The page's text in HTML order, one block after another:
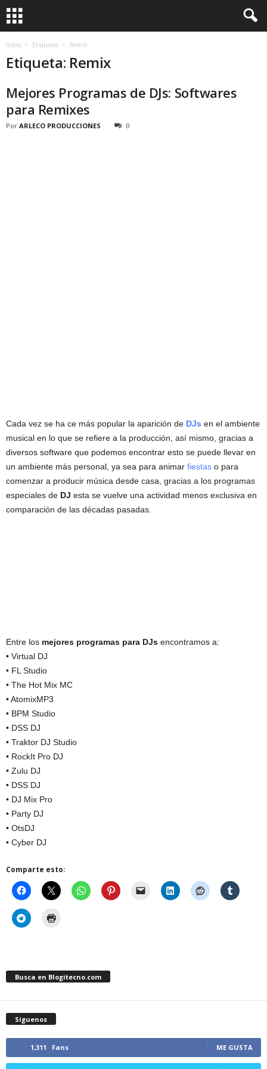
Inicio Etiquetas Remix
Etiqueta: Remix
Mejores Programas de DJs: Softwares
para Remixes
Por ARLECO PRODUCCIONES 0
Cada vez se ha ce más popular la aparición de DJs en el ambiente
musical en lo que se refiere a la producción, así mismo, gracias a
diversos software que podemos encontrar esto se puede llevar en
un ambiente más personal, ya sea para animar fiestas o para
comenzar a producir música desde casa, gracias a los programas
especiales de DJ esta se vuelve una actividad menos exclusiva en
comparación de las décadas pasadas.
Entre los mejores programas para DJs encontramos a:
• Virtual DJ
• FL Studio
• The Hot Mix MC
• AtomixMP3
• BPM Studio
• DSS DJ
• Traktor DJ Studio
• RockIt Pro DJ
• Zulu DJ
• DSS DJ
• DJ Mix Pro
• Party DJ
• OtsDJ
• Cyber DJ
Comparte esto:
Busca en Blogitecno.com
Síguenos
1,311 Fans ME GUSTA